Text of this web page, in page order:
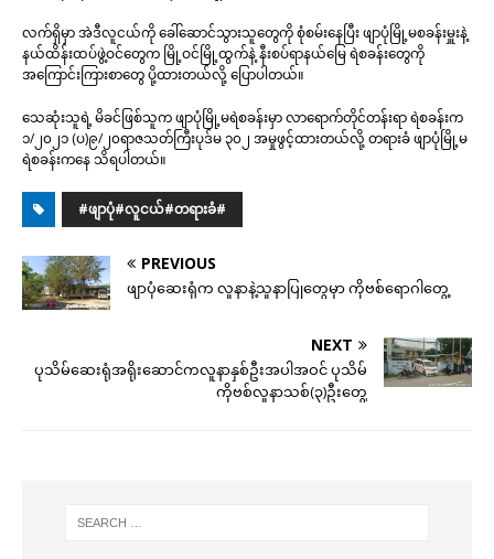
လက်ရှိမှာ အဲဒီလူငယ်ကို ခေါ်ဆောင်သွားသူတွေကို စုံစမ်းနေပြီး ဖျာပုံမြို့မစခန်းမှူးနဲ့
နယ်ထိန်းထပ်ဖွဲ့ဝင်တွေက မြို့ဝင်မြို့ထွက်နဲ့ နီးစပ်ရာနယ်မြေ ရဲစခန်းတွေကို
အကြောင်းကြားစာတွေ ပို့ထားတယ်လို့ ပြောပါတယ်။
သေဆုံးသူရဲ့ မိခင်ဖြစ်သူက ဖျာပုံမြို့မရဲစခန်းမှာ လာရောက်တိုင်တန်းရာ ရဲစခန်းက
၁/၂၀၂၁ (ပ)၉/၂၀ရာဇသတ်ကြီးပုဒ်မ ၃၀၂ အမှုဖွင့်ထားတယ်လို့ တရားခံ ဖျာပုံမြို့မ
ရဲစခန်းကနေ သိရပါတယ်။
#ဖျာပုံ#လူငယ်#တရားခံ#
PREVIOUS
ဖျာပုံဆေးရုံက လူနာနဲ့သူနာပြုတွေမှာ ကိုဗစ်ရောဂါတွေ့
NEXT
ပုသိမ်ဆေးရုံအရိုးဆောင်ကလူနာနှစ်ဦးအပါအဝင် ပုသိမ်
ကိုဗစ်လူနာသစ်(၃)ဦးတွေ့